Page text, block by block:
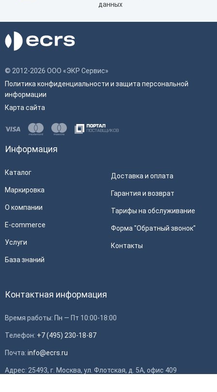
данных
© 2012-2026 ООО «ЭКР Сервис»
Политика конфиденциальности и защита персональной
информации
Карта сайта
Информация
Каталог
Маркировка
О компании
E-commerce
Услуги
База знаний
Доставка и оплата
Гарантия и возврат
Тарифы на обслуживание
Форма "Обратный звонок"
Контакты
Контактная информация
Время работы: Пн — Пт 10:00-18:00
Телефон: +7 (495) 230-18-87
Почта: info@ecrs.ru
Адрес: 25493, г. Москва, ул. Флотская, д. 5А, офис 409